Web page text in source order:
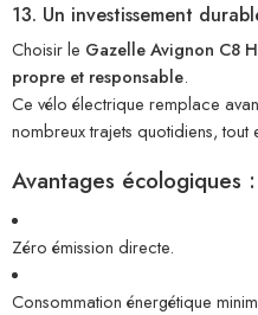
13. Un investissement
Choisir le Gazelle Avignon C8
propre et responsable.
Ce vélo électrique remplace
nombreux trajets quotidiens, tout
Avantages écologiques :
Zéro émission directe.
Consommation énergétique